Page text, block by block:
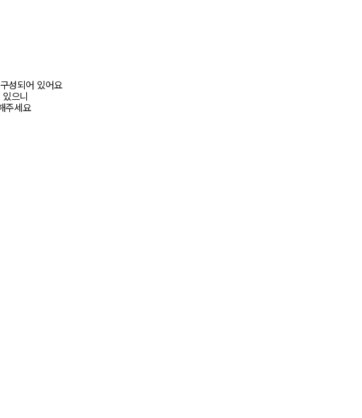
성되어 있어요
으니
주세요